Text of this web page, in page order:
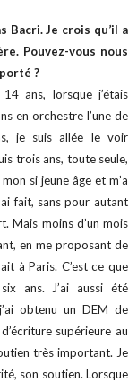
Bacri. Je crois qu’il a
Pouvez-vous nous
?
ans, lorsque j’étais
en orchestre l’une de
je suis allée le voir
trois ans, toute seule,
si jeune âge et m’a
fait, sans pour autant
Mais moins d’un mois
en me proposant de
à Paris. C’est ce que
ans. J’ai aussi été
obtenu un DEM de
supérieure au
très important. Je
son soutien. Lorsque